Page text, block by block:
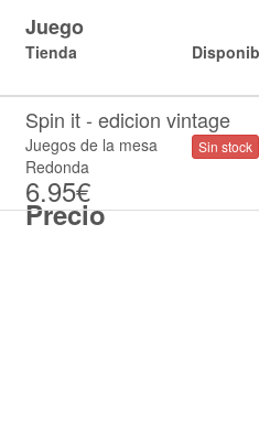
Juego
Tienda
Precio
Spin it - edicion vintage
Juegos de la mesa
Redonda
6.95€
Sin stock